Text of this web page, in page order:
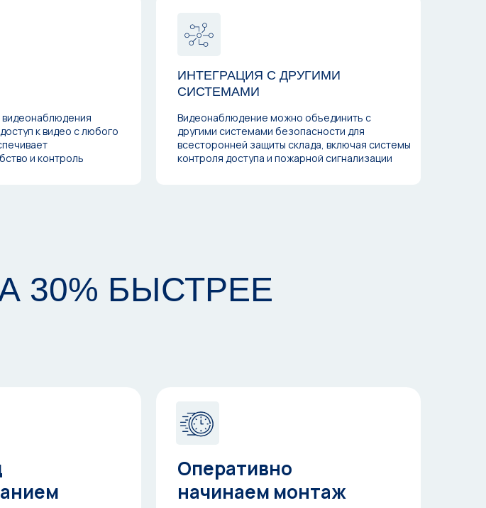
к видео с любого
и контроль
ИНТЕГРАЦИЯ С ДРУГИМИ
СИСТЕМАМИ
Видеонаблюдение можно объединить с
другими системами безопасности для
всесторонней защиты склада, включая системы
контроля доступа и пожарной сигнализации
Оперативно
начинаем монтаж
БЫСТРЕЕ